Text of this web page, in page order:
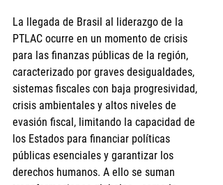
La llegada de Brasil al liderazgo de la
PTLAC ocurre en un momento de crisis
para las finanzas públicas de la región,
caracterizado por graves desigualdades,
sistemas fiscales con baja progresividad,
crisis ambientales y altos niveles de
evasión fiscal, limitando la capacidad de
los Estados para financiar políticas
públicas esenciales y garantizar los
derechos humanos. A ello se suman